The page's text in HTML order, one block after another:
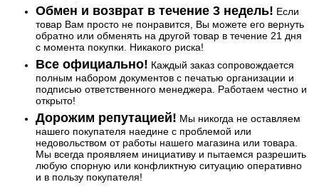
Обмен и возврат в течение 3 недель! Если
товар Вам просто не понравится, Вы можете его вернуть
обратно или обменять на другой товар в течение 21 дня
с момента покупки. Никакого риска!
Все официально! Каждый заказ сопровождается
полным набором документов с печатью организации и
подписью ответственного менеджера. Работаем честно и
открыто!
Дорожим репутацией! Мы никогда не оставляем
нашего покупателя наедине с проблемой или
недовольством от работы нашего магазина или товара.
Мы всегда проявляем инициативу и пытаемся разрешить
любую спорную или конфликтную ситуацию оперативно
и в пользу покупателя!